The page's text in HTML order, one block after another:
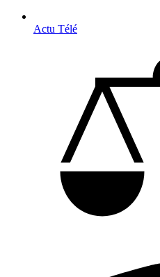
Actu Télé